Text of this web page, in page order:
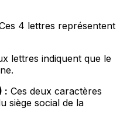
4 lettres représentent
lettres indiquent que le
: Ces deux caractères
siège social de la